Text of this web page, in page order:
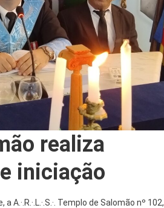
realiza
iniciação
Templo de Salomão nº 102,